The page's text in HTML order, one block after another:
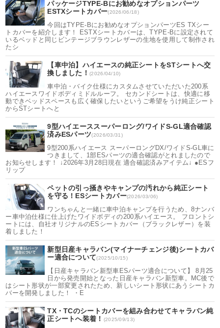
パッケージTYPE-Bにお勧めなオプションパーツ
ESTXシートカバー(2026/06/18)
今回はTYPE-Bにお勧めなオプションパーツES TXシー
トカバーを紹介します！ ESTXシートカバーは、TYPE-Bに設定されて
いるベッドと同じビンテージブラウンレザーの生地を使用して制作され
たシ
【車中泊】ハイエースの純正シートをSTシートへ交
換しました！(2026/04/10)
車中泊・バイク仕様にカスタムさせていただいた200系
ハイエースワイドボディミドルルーフ。 セカンドシートは、快適に移
動できベッドスペースも広く確保したいというご希望をうけ純正シート
からSTシートへと
9型ハイエーススーパーロング/ワイドS-GL適合確認
済みESパーツ(2026/03/31)
9型200系ハイエース スーパーロングDX/ワイドS-GL車に
つきまして、1部ESパーツの適合確認がとれましたので
お知らせします！ ↓2026年3月28日現在 適合確認済みアイテム↓ ●ESフ
リップ
ペットの引っ掻きやキャンプの汚れから純正シート
を守る！ESシートカバー(2026/03/06)
ワンちゃんと一緒に車中泊キャンプを行うため、8ナンバ
ー車中泊仕様に仕上げたワイドボディの200系ハイエース。 フロントシ
ートには、自社オリジナルのESシートカバー（ブラックレザー）を装
着しました！
新型日産キャラバン(マイナーチェンジ後)シートカバ
ー適合について(2025/10/15)
【日産キャラバン新型車ESパーツ適合について】 8月25
日から発売開始となった日産キャラバン新型車。MC後で
はシート形状が一部変更されたため、新しいシート形状にあうシートカ
バーを開発しました！ ・E
TX・TCのシートカバーを組み合わせてキャラバン純
正シートへ装着！ (2025/09/13)